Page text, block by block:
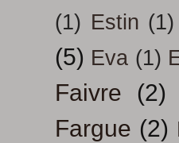
(1) Estin (1)
(5) Eva (1)
Faivre
(2)
Fargue (2)